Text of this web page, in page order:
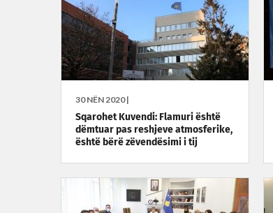
30 NËN 2020 |
Sqarohet Kuvendi: Flamuri është
dëmtuar pas reshjeve atmosferike,
është bërë zëvendësimi i tij